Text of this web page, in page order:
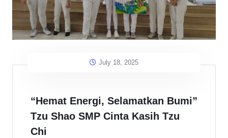
July 18, 2025
“Hemat Energi, Selamatkan Bumi”
Tzu Shao SMP Cinta Kasih Tzu
Chi